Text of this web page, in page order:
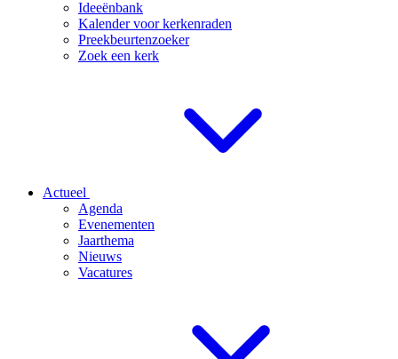
Ideeënbank
Kalender voor kerkenraden
Preekbeurtenzoeker
Zoek een kerk
Actueel
Agenda
Evenementen
Jaarthema
Nieuws
Vacatures